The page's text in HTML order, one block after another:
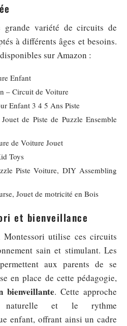
grande variété de circuits de
à différents âges et besoins.
sur Amazon :
Enfant
– Circuit de Voiture
Enfant 3 4 5 Ans Piste
de Piste de Puzzle Ensemble
de Voiture Jouet
Toys
Piste Voiture, DIY Assembling
Jouet de motricité en Bois
et bienveillance
Montessori utilise ces circuits
sain et stimulant. Les
aux parents de se
en place de cette pédagogie,
bienveillante. Cette approche
naturelle et le rythme
enfant, offrant ainsi un cadre